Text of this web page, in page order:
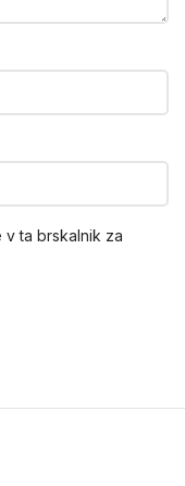
v ta brskalnik za